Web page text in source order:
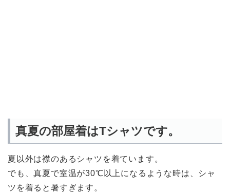
真夏の部屋着はTシャツです。
夏以外は襟のあるシャツを着ています。
でも、真夏で室温が30℃以上になるような時は、シャ
ツを着ると暑すぎます。